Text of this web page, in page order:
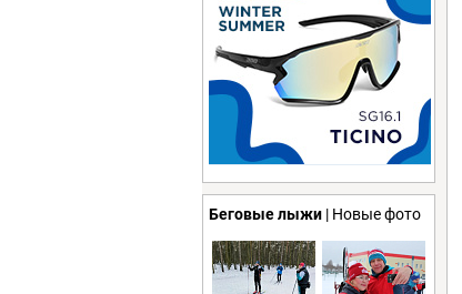
Беговые лыжи | Новые фото